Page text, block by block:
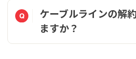
ケーブルラインの解
ますか？